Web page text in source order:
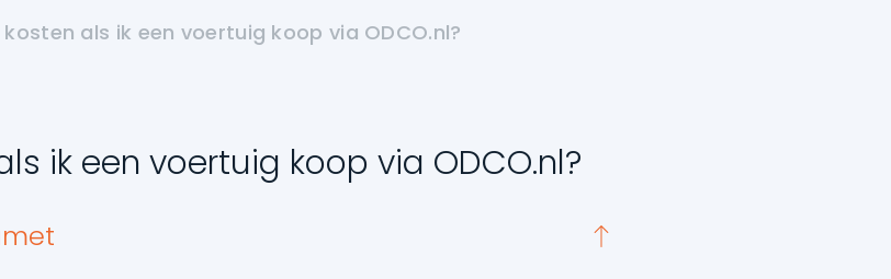
als ik een voertuig koop via ODCO.nl?
ik een voertuig koop via ODCO.nl?